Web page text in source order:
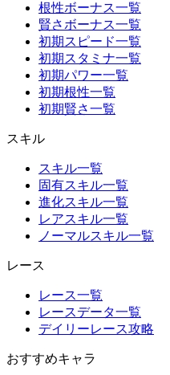
根性ボーナス一覧
賢さボーナス一覧
初期スピード一覧
初期スタミナ一覧
初期パワー一覧
初期根性一覧
初期賢さ一覧
スキル
スキル一覧
固有スキル一覧
進化スキル一覧
レアスキル一覧
ノーマルスキル一覧
レース
レース一覧
レースデータ一覧
デイリーレース攻略
おすすめキャラ